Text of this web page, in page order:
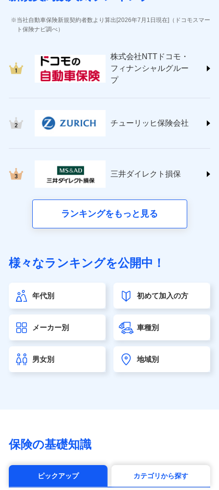
ソニー損害保険株式会社
(https://www.sonysonpo.co.jp/)
ＳＯＭＰＯダイレクト損害保険株式会社
(https://www.sompo-direct.co.jp/)
チューリッヒ保険会社 (https://www.zurich.co.jp/)
(https://www.nisshinfire.co.jp/)
(https://www.petfamilyins.co.jp/)
ins.com/)
三井ダイレクト損害保険株式会社
（https://www.sonylife.co.jp）
第一ネオ生命保険株式会社（https://neofirst.co.jp/）
大樹生命保険株式会社（https://www.taiju-life.co.jp）
seimei.co.jp）
チューリッヒ生命保険株式会社
東京海上日動あんしん生命保険株式会社
（https://www.tmn-anshin.co.jp/）
マニュライフ生命保険株式会社
（https://www.manulife.co.jp/）
（https://www.msa-life.co.jp/）
メットライフ生命株式会社(https://www.metlife.co.jp/)
当社自動車保険新規契約者数より算出[2026年7月1日現在]（ドコモスマー
ト保険ナビ調べ）
株式会社NTTドコモ・
フィナンシャルグルー
プ
チューリッヒ保険会社
三井ダイレクト損保
ランキングをもっと見る
様々なランキングを公開中！
年代別 初めて加入の方
メーカー別 車種別
男女別 地域別
保険の基礎知識
ピックアップ カテゴリから探す